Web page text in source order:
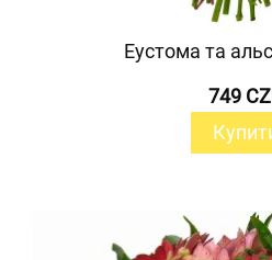
Еустома та
749